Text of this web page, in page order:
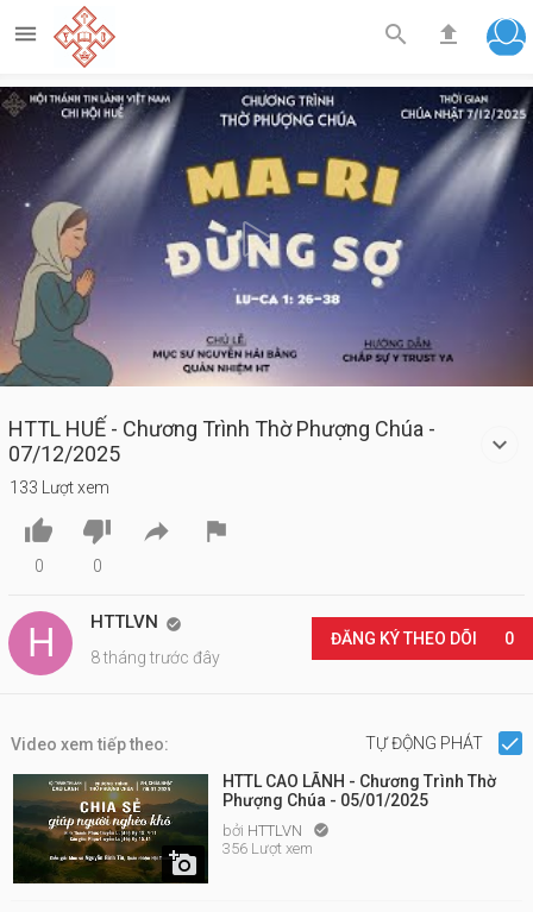
  
Play
Video
HTTL HUẾ - Chương Trình Thờ Phượng Chúa -
07/12/2025
133 Lượt xem

0

0
 
HTTLVN 
8 tháng trước đây
ĐĂNG KÝ THEO DÕI 0
Video xem tiếp theo: TỰ ĐỘNG PHÁT

HTTL CAO LÃNH - Chương Trình Thờ
Phượng Chúa - 05/01/2025
bởi HTTLVN 
356 Lượt xem